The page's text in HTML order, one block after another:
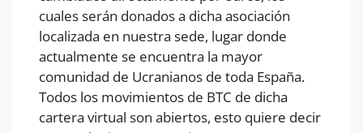
cuales serán donados a dicha asociación
localizada en nuestra sede, lugar donde
actualmente se encuentra la mayor
comunidad de Ucranianos de toda España.
Todos los movimientos de BTC de dicha
cartera virtual son abiertos, esto quiere decir